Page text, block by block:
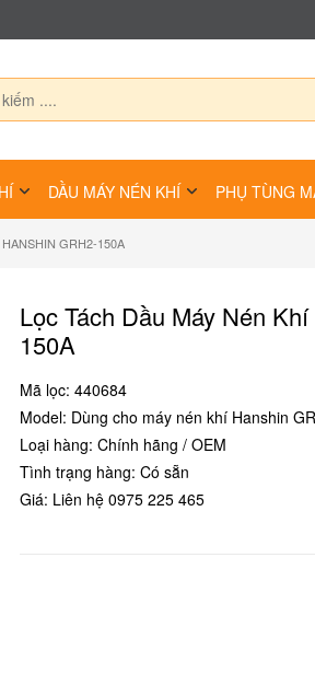
DẦU MÁY NÉN KHÍ PHỤ TÙNG
GRH2-150A
Lọc Tách Dầu Máy Nén
150A
Mã lọc: 440684
Model: Dùng cho máy nén khí Hanshin
Loại hàng: Chính hãng / OEM
Tình trạng hàng: Có sẵn
Giá: Liên hệ 0975 225 465